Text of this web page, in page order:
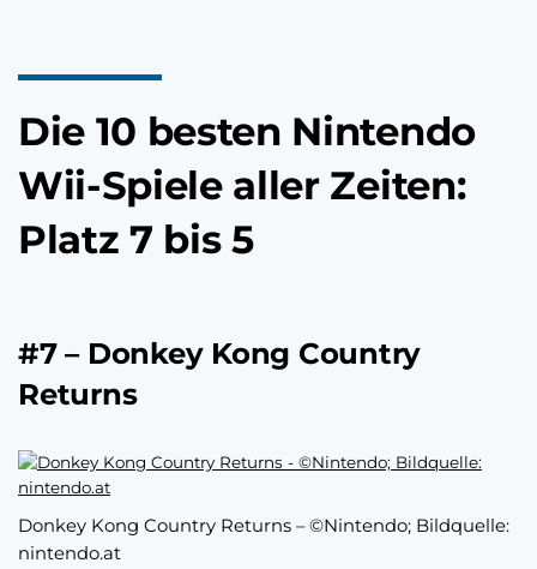
Die 10 besten Nintendo
Wii-Spiele aller Zeiten:
Platz 7 bis 5
#7 – Donkey Kong Country
Returns
Donkey Kong Country Returns – ©Nintendo; Bildquelle:
nintendo.at